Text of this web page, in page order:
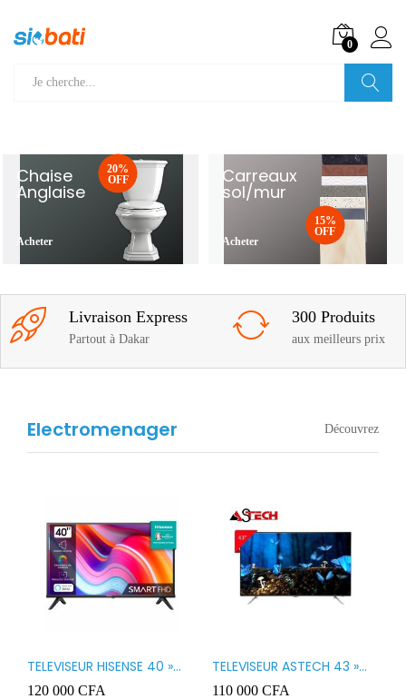
0
Chaise
Anglaise
Acheter
20%
OFF
Carreaux
sol/mur
Acheter
15%
OFF
Livraison Express
Partout à Dakar
300 Produits
aux meilleurs prix
Electromenager Découvrez
TELEVISEUR HISENSE 40 »
LED SMART VIDAA 40A4K
120 000 CFA
TELEVISEUR ASTECH 43 »
LED 43OD15
110 000 CFA